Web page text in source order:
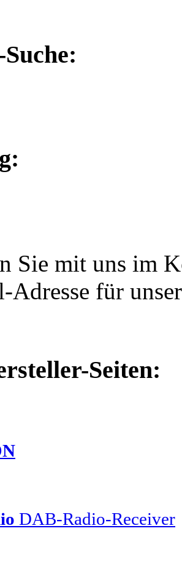
Sie mit uns im
Adresse für
Seiten:
DAB-Radio-Receiver